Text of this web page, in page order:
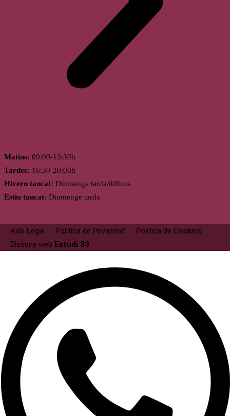
Matins: 09:00-13:30h
Tardes: 16:30-20:00h
Hivern tancat: Diumenge tarda/dilluns
Estiu tancat: Diumenge tarda
Avís Legal Politica de Privacitat
Politica de Cookies
Disseny web Estudi 33